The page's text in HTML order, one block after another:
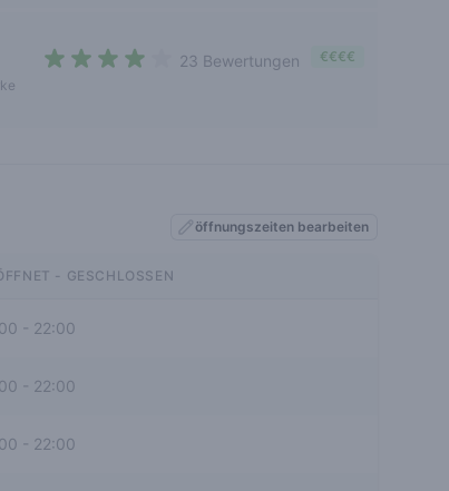
23 Bewertungen €€€€
öffnungszeiten bearbeiten
- GESCHLOSSEN
- 22:00
22:00
- 22:00